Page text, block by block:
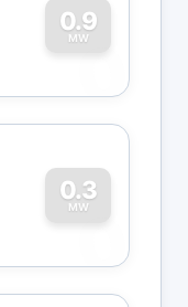
0.9
MW
0
0.3
MW
0